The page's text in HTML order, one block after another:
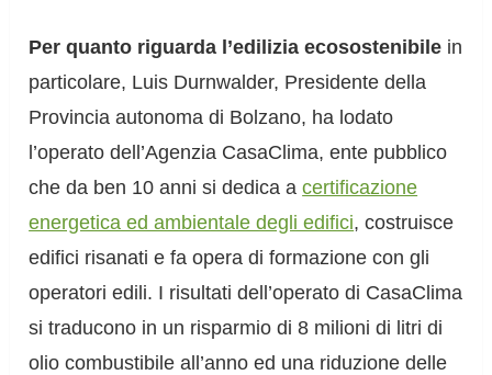
Per quanto riguarda l’edilizia ecosostenibile in
particolare, Luis Durnwalder, Presidente della
Provincia autonoma di Bolzano, ha lodato
l’operato dell’Agenzia CasaClima, ente pubblico
che da ben 10 anni si dedica acertificazione
energetica ed ambientale degli edifici, costruisce
edifici risanati e fa opera di formazione con gli
operatori edili. I risultati dell’operato di CasaClima
si traducono in un risparmio di 8 milioni di litri di
olio combustibile all’anno ed una riduzione delle